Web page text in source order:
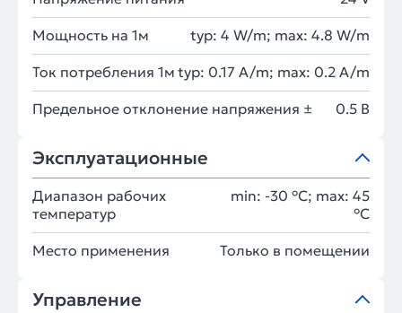
Мощность на 1м typ: 4 W/m; max: 4.8 W/m
Ток потребления 1м typ: 0.17 A/m; max: 0.2 A/m
Предельное отклонение напряжения ± 0.5 В
Эксплуатационные
Диапазон рабочих
температур
min: -30 °C; max: 45
°C
Место применения Только в помещении
Управление